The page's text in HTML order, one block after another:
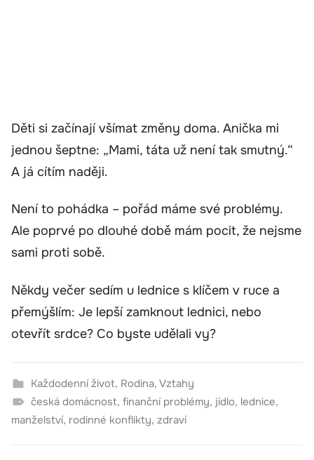
Děti si začínají všímat změny doma. Anička mi
jednou šeptne: „Mami, táta už není tak smutný.“
A já cítím naději.
Není to pohádka – pořád máme své problémy.
Ale poprvé po dlouhé době mám pocit, že nejsme
sami proti sobě.
Někdy večer sedím u lednice s klíčem v ruce a
přemýšlím: Je lepší zamknout lednici, nebo
otevřít srdce? Co byste udělali vy?
Každodenní život, Rodina, Vztahy
česká domácnost, finanční problémy, jídlo, lednice,
manželství, rodinné konflikty, zdraví